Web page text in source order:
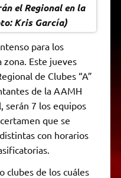
el Regional en la
Kris García)
para los
Este jueves
de Clubes “A”
de la AAMH
serán 7 los equipos
que se
con horarios
clubes de los cuáles